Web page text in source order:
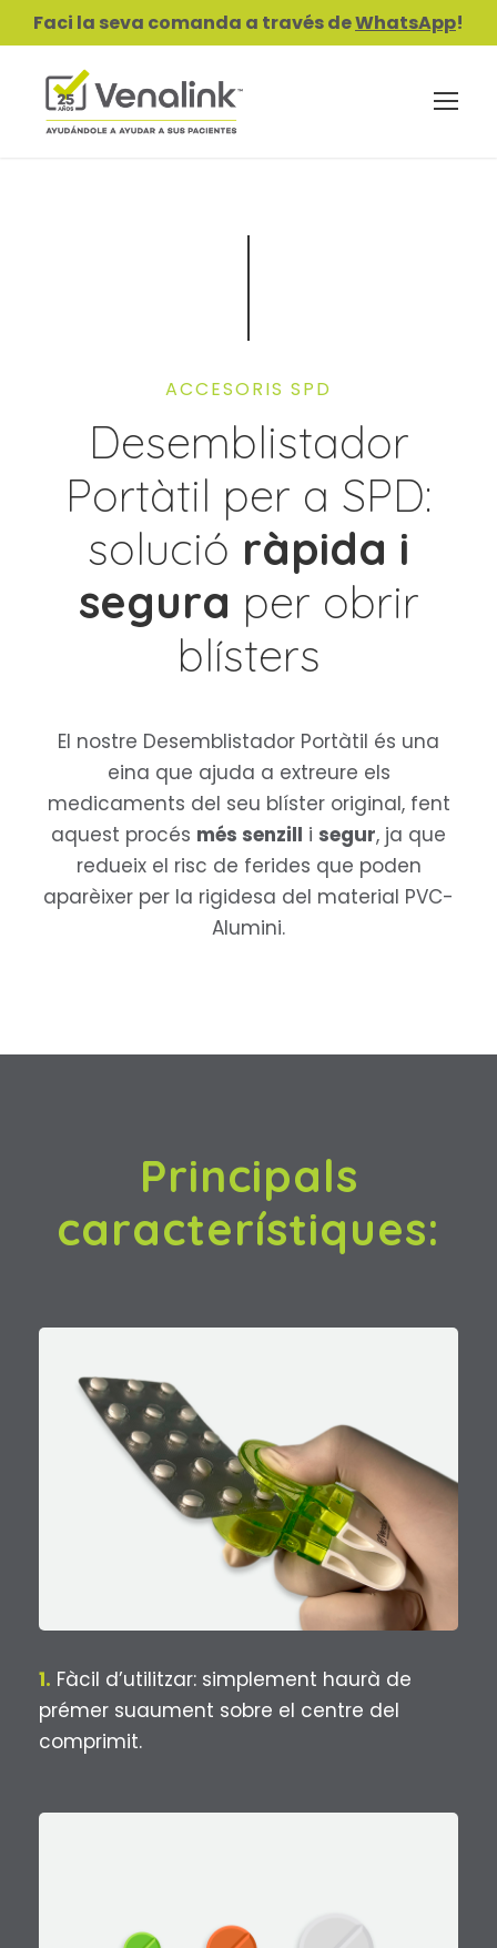
Faci la seva comanda a través deWhatsApp!
ACCESORIS SPD
Desemblistador
Portàtil per a SPD:
solució ràpida i
segura per obrir
blísters
El nostre Desemblistador Portàtil és una
eina que ajuda a extreure els
medicaments del seu blíster original, fent
aquest procés més senzill i segur, ja que
redueix el risc de ferides que poden
aparèixer per la rigidesa del material PVC-
Alumini.
Principals
característiques:
1. Fàcil d’utilitzar: simplement haurà de
prémer suaument sobre el centre del
comprimit.